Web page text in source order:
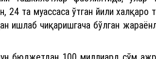
ишлаб чиқаришгача бўлган
бюджетдан 100 миллиард сўм
холос. Фанлар